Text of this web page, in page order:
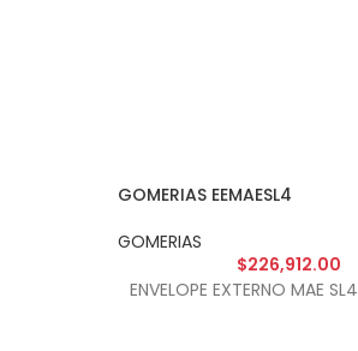
GOMERIAS EEMAESL4
GOMERIAS
$226,912.00
ENVELOPE EXTERNO MAE SL4